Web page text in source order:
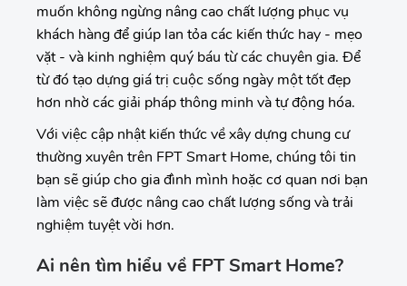
muốn không ngừng nâng cao chất lượng phục vụ
khách hàng để giúp lan tỏa các kiến thức hay - mẹo
vặt - và kinh nghiệm quý báu từ các chuyên gia. Để
từ đó tạo dựng giá trị cuộc sống ngày một tốt đẹp
hơn nhờ các giải pháp thông minh và tự động hóa.
Với việc cập nhật kiến thức về xây dựng chung cư
thường xuyên trên FPT Smart Home, chúng tôi tin
bạn sẽ giúp cho gia đình mình hoặc cơ quan nơi bạn
làm việc sẽ được nâng cao chất lượng sống và trải
nghiệm tuyệt vời hơn.
Ai nên tìm hiểu về FPT Smart Home?